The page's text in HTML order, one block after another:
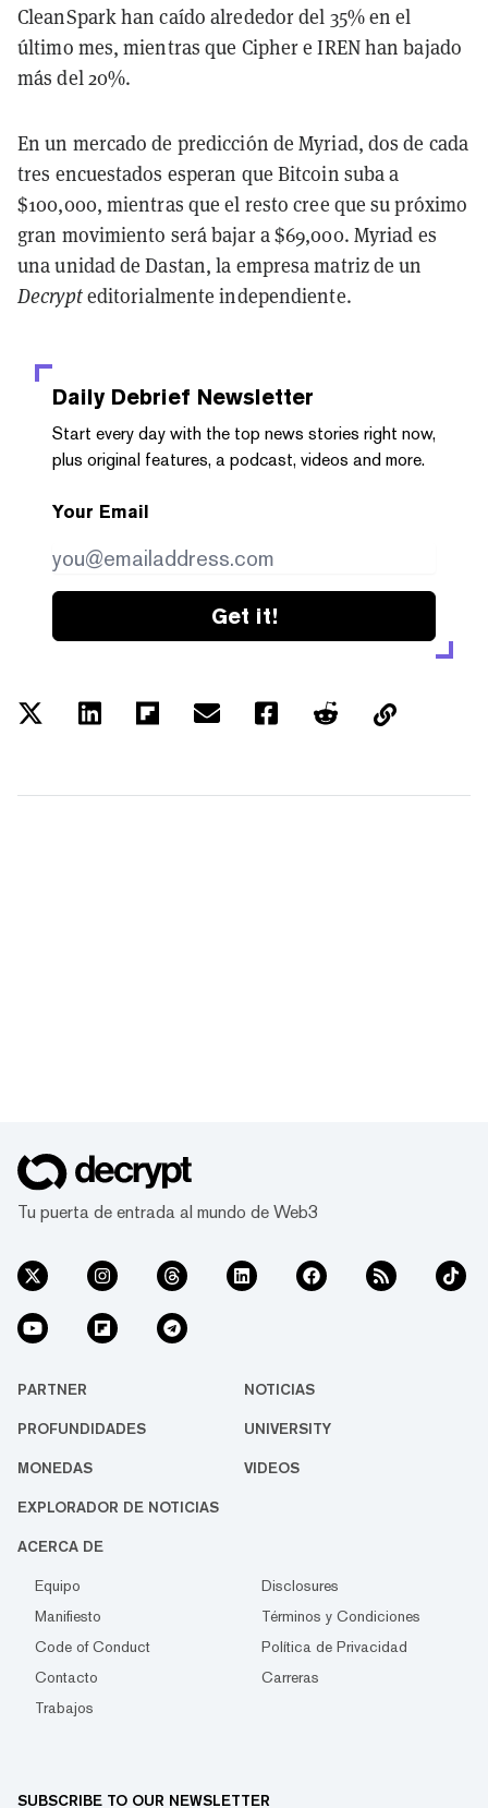
CleanSpark han caído alrededor del 35% en el
último mes, mientras que Cipher e IREN han bajado
más del 20%.
En un mercado de predicción de Myriad, dos de cada
tres encuestados esperan que Bitcoin suba a
$100,000, mientras que el resto cree que su próximo
gran movimiento será bajar a $69,000. Myriad es
una unidad de Dastan, la empresa matriz de un
Decrypteditorialmente independiente.
Daily Debrief Newsletter
Start every day with the top news stories right now,
plus original features, a podcast, videos and more.
Your Email
Get it!
Tu puerta de entrada al mundo de Web3
PARTNER NOTICIAS
PROFUNDIDADES UNIVERSITY
MONEDAS VIDEOS
EXPLORADOR DE NOTICIAS
ACERCA DE
Equipo
Disclosures
Manifiesto
Términos y Condiciones
Code of Conduct
Política de Privacidad
Contacto
Carreras
Trabajos
SUBSCRIBE TO OUR NEWSLETTER